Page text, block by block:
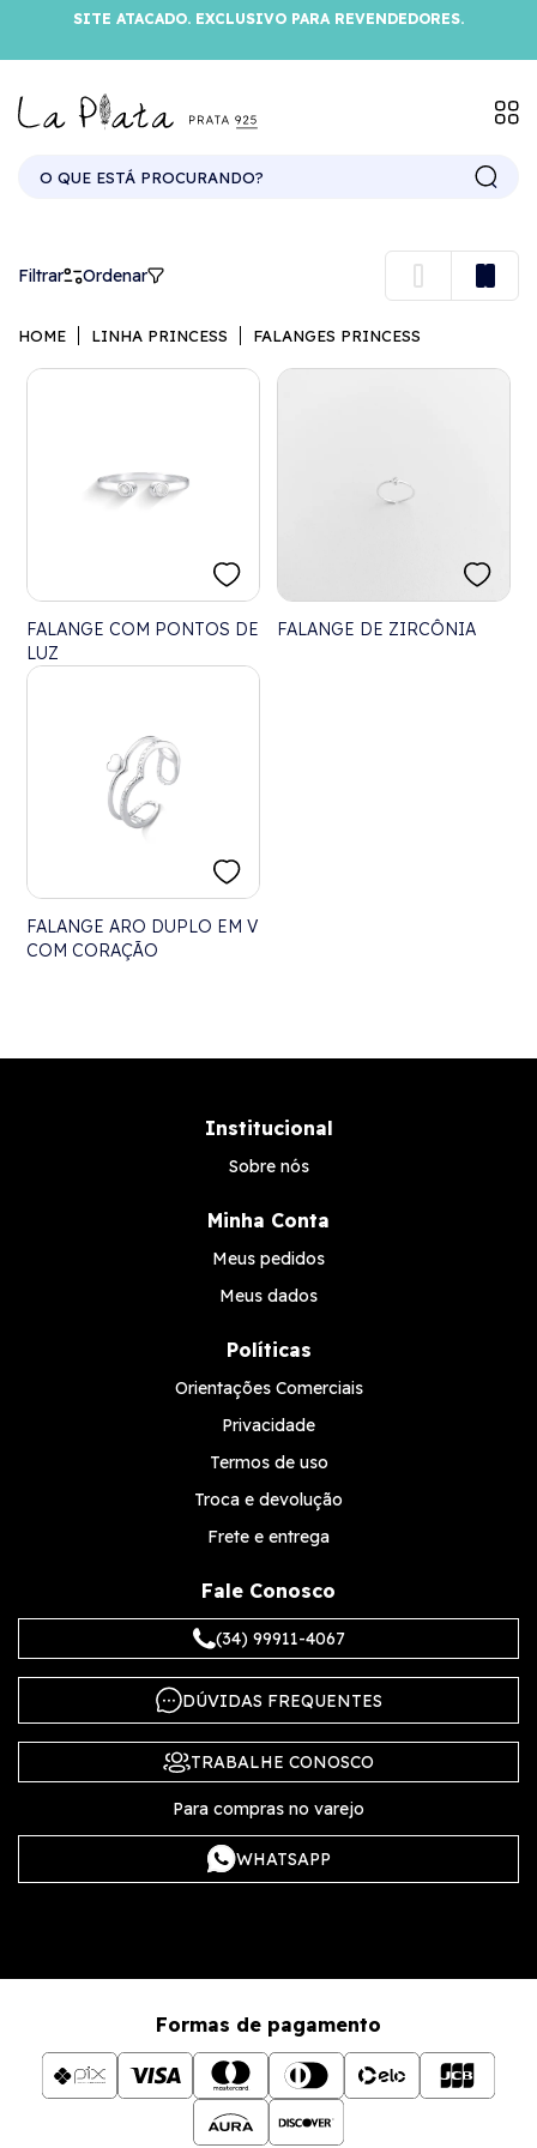
SITE ATACADO. EXCLUSIVO PARA REVENDEDORES.
Filtrar Ordenar
HOME LINHA PRINCESS FALANGES PRINCESS
FALANGE COM PONTOS DE
LUZ
FALANGE DE ZIRCÔNIA
FALANGE ARO DUPLO EM V
COM CORAÇÃO
Institucional
Sobre nós
Minha Conta
Meus pedidos
Meus dados
Políticas
Orientações Comerciais
Privacidade
Termos de uso
Troca e devolução
Frete e entrega
Fale Conosco
(34) 99911-4067
DÚVIDAS FREQUENTES
TRABALHE CONOSCO
Para compras no varejo
WHATSAPP
Formas de pagamento